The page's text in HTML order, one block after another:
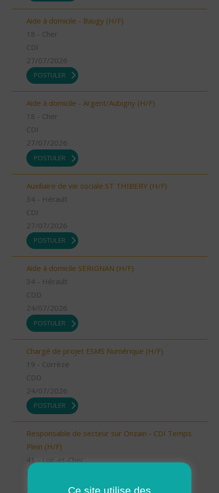
Aide à domicile - Baugy (H/F)
18 - Cher
CDI
27/07/2026
POSTULER
Aide à domicile - Argent/Aubigny (H/F)
18 - Cher
CDI
27/07/2026
POSTULER
Auxiliaire de vie sociale ST THIBERY (H/F)
34 - Hérault
CDI
27/07/2026
POSTULER
Aide à domicile SERIGNAN (H/F)
34 - Hérault
CDD
24/07/2026
POSTULER
Chargé de projet ESMS Numérique (H/F)
19 - Corrèze
CDD
24/07/2026
POSTULER
Responsable de secteur sur Onzain - CDI Temps
Plein (H/F)
41 - Loir-et-Cher
CDI
Ce site utilise des